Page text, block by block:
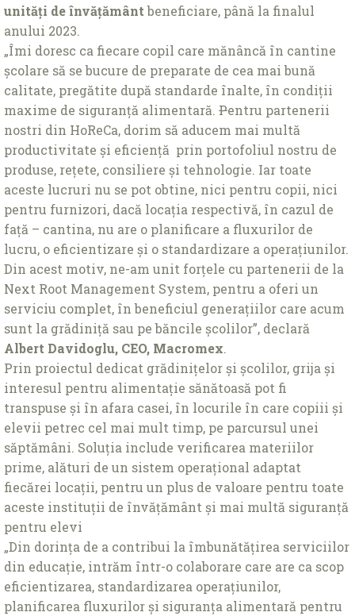
unități de învățământbeneficiare, până la finalul
anului 2023.
„Îmi doresc ca fiecare copil care mănâncă în cantine
școlare să se bucure de preparate de cea mai bună
calitate, pregătite după standarde înalte, în condiții
maxime de siguranță alimentară. Pentru partenerii
nostri din HoReCa, dorim să aducem mai multă
productivitate și eficiență prin portofoliul nostru de
produse, rețete, consiliere și tehnologie. Iar toate
aceste lucruri nu se pot obtine, nici pentru copii, nici
pentru furnizori, dacă locația respectivă, în cazul de
față – cantina, nu are o planificare a fluxurilor de
lucru, o eficientizare și o standardizare a operaţiunilor.
Din acest motiv, ne-am unit forțele cu partenerii de la
Next Root Management System, pentru a oferi un
serviciu complet, în beneficiul generațiilor care acum
sunt la grădiniță sau pe băncile școlilor”, declară
Albert Davidoglu, CEO, Macromex.
Prin proiectul dedicat grădinițelor și școlilor, grija și
interesul pentru alimentație sănătoasă pot fi
transpuse și în afara casei, în locurile în care copiii și
elevii petrec cel mai mult timp, pe parcursul unei
săptămâni. Soluția include verificarea materiilor
prime, alături de un sistem operațional adaptat
fiecărei locații, pentru un plus de valoare pentru toate
aceste instituții de învățământ și mai multă siguranță
pentru elevi
„Din dorința de a contribui la îmbunătățirea serviciilor
din educație, intrăm într-o colaborare care are ca scop
eficientizarea, standardizarea operațiunilor,
planificarea fluxurilor și siguranța alimentară pentru